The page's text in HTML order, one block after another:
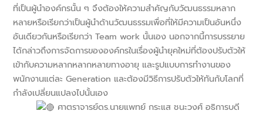
ที่เป็นผู้นำองค์กรนั้น ๆ จึงต้องให้ความสำคัญกับวัฒนธรรมหลาก
หลายหรือเรียกว่าเป็นผู้นำด้านวัฒนธรรมเพื่อที่ให้มีความเป็นอันหนึ่ง
อันเดียวกันหรือเรียกว่า Team work นั้นเอง นอกจากนี้การบรรยาย
ได้กล่าวถึงการจัดการขององค์กรในเรื่องผู้นำยุคใหม่ที่ต้องปรับตัวให้
เข้ากับความหลากหลากหลายทางอายุ และรูปแบบการทำงานของ
พนักงานแต่ละ Generation และต้องมีวิธีการปรับตัวให้ทันกับโลกที่
กำลังเปลี่ยนแปลงไปนั้นเอง
ศาตราจารย์ดร.นายแพทย์ กระแส ชนะวงศ์ อธิการบดี